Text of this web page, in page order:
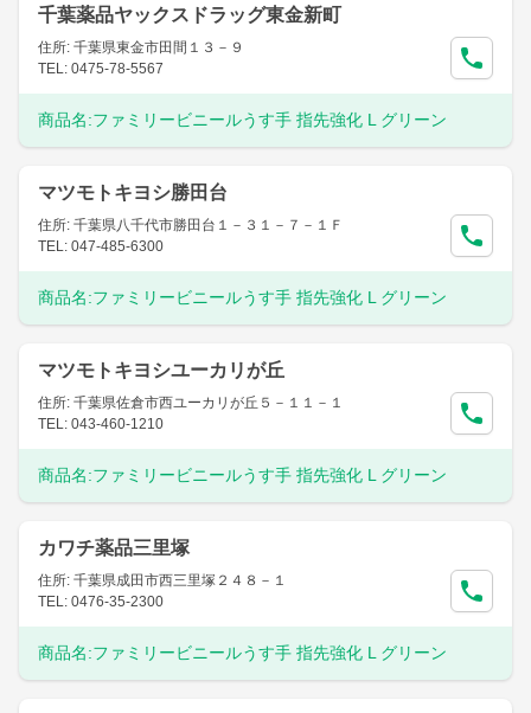
千葉薬品ヤックスドラッグ東金新町
住所: 千葉県東金市田間１３－９
TEL: 0475-78-5567
商品名:ファミリービニールうす手 指先強化 L グリーン
マツモトキヨシ勝田台
住所: 千葉県八千代市勝田台１－３１－７－１Ｆ
TEL: 047-485-6300
商品名:ファミリービニールうす手 指先強化 L グリーン
マツモトキヨシユーカリが丘
住所: 千葉県佐倉市西ユーカリが丘５－１１－１
TEL: 043-460-1210
商品名:ファミリービニールうす手 指先強化 L グリーン
カワチ薬品三里塚
住所: 千葉県成田市西三里塚２４８－１
TEL: 0476-35-2300
商品名:ファミリービニールうす手 指先強化 L グリーン